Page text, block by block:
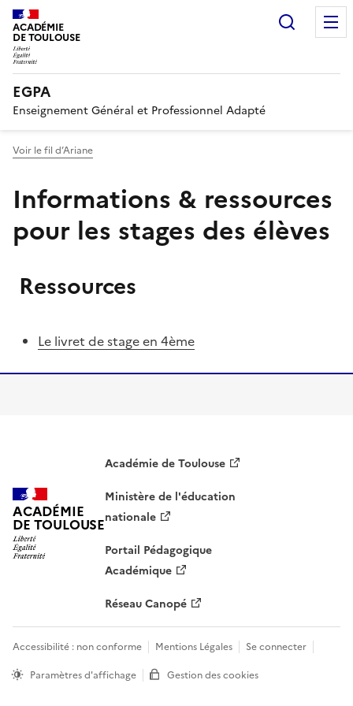
ACADÉMIE
DE TOULOUSE
EGPA
Enseignement Général et Professionnel Adapté
Voir le fil d’Ariane
Informations & ressources
pour les stages des élèves
Ressources
Le livret de stage en 4ème
ACADÉMIE
DE TOULOUSE
Académie de Toulouse
Ministère de l'éducation
nationale
Portail Pédagogique
Académique
Réseau Canopé
Accessibilité : non conforme Mentions Légales
Se connecter
Paramètres d'affichage
Gestion des cookies